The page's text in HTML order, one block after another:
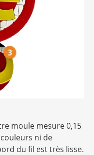
moule mesure 0,15
ni de
du fil est très lisse.